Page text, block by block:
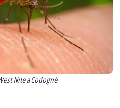
Nile a Codognè